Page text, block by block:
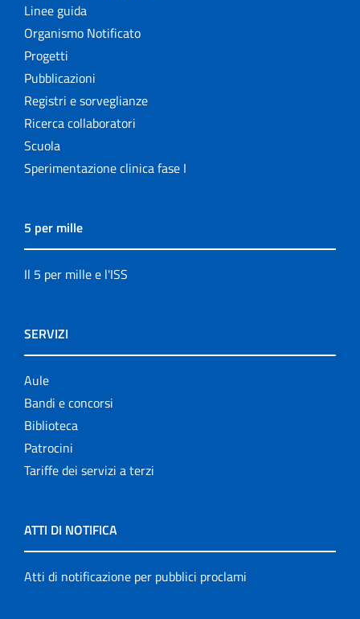
Linee guida
Organismo Notificato
Progetti
Pubblicazioni
Registri e sorveglianze
Ricerca collaboratori
Scuola
Sperimentazione clinica fase I
5 per mille
Il 5 per mille e l'ISS
SERVIZI
Aule
Bandi e concorsi
Biblioteca
Patrocini
Tariffe dei servizi a terzi
ATTI DI NOTIFICA
Atti di notificazione per pubblici proclami